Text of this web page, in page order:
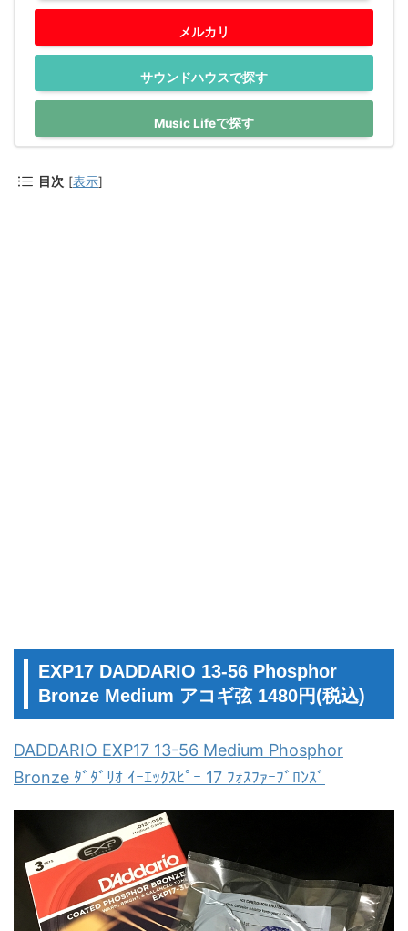
メルカリ
サウンドハウスで探す
Music Lifeで探す
目次 [表示]
EXP17 DADDARIO 13-56 Phosphor
Bronze Medium アコギ弦 1480円(税込)
DADDARIO EXP17 13-56 Medium Phosphor
Bronze ﾀﾞﾀﾞﾘｵ ｲｰｴｯｸｽﾋﾟｰ 17 ﾌｫｽﾌｧｰﾌﾞﾛﾝｽﾞ